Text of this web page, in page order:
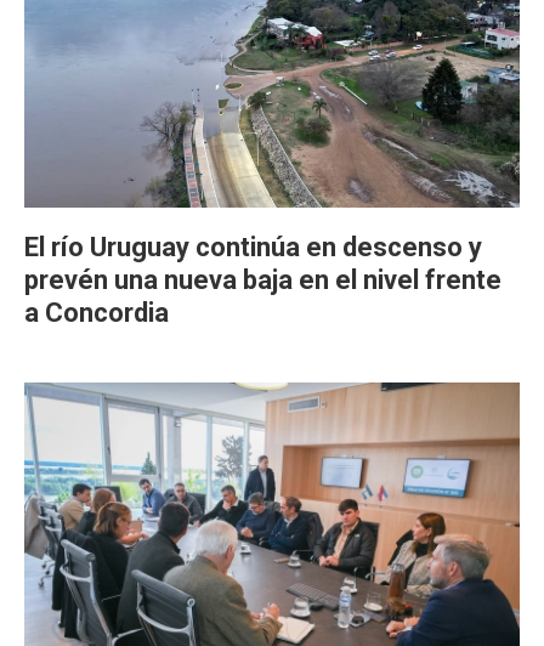
El río Uruguay continúa en descenso y
prevén una nueva baja en el nivel frente
a Concordia